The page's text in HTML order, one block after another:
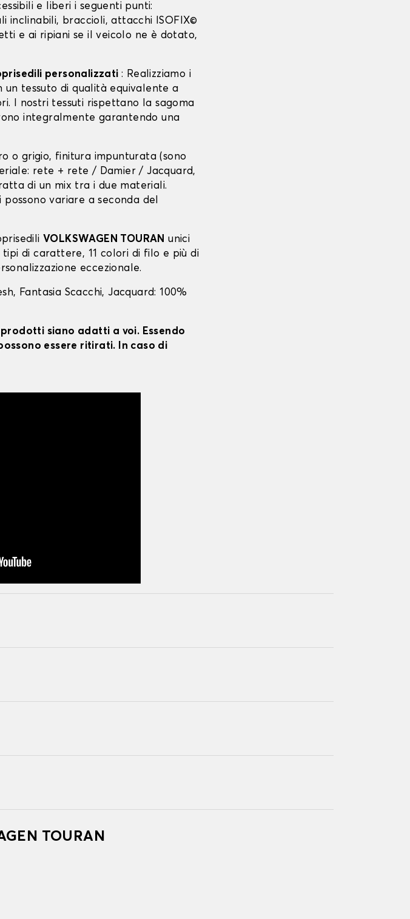
e liberi i seguenti punti:
inclinabili, braccioli, attacchi ISOFIX©
e ai ripiani se il veicolo ne è dotato,
personalizzati : Realizziamo i
un tessuto di qualità equivalente a
I nostri tessuti rispettano la sagoma
integralmente garantendo una
o grigio, finitura impunturata (sono
rete + rete / Damier / Jacquard,
di un mix tra i due materiali.
possono variare a seconda del
VOLKSWAGEN TOURAN unici
di carattere, 11 colori di filo e più di
eccezionale.
Fantasia Scacchi, Jacquard: 100%
siano adatti a voi. Essendo
essere ritirati. In caso di
TOURAN